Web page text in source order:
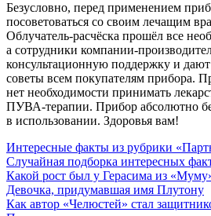
Безусловно, перед применением
посоветоваться со своим лечащим
Облучатель-расчёска прошёл все
а сотрудники компании-
консультационную поддержку и
советы всем покупателям прибора.
нет необходимости принимать
ПУВА-терапии. Прибор абсолютно
в использовании. Здоровья вам!
Интересные факты из рубрики
Случайная подборка интересных
Какой рост был у Герасима из
Девочка, придумавшая имя Плутону
Как автор «Челюстей» стал